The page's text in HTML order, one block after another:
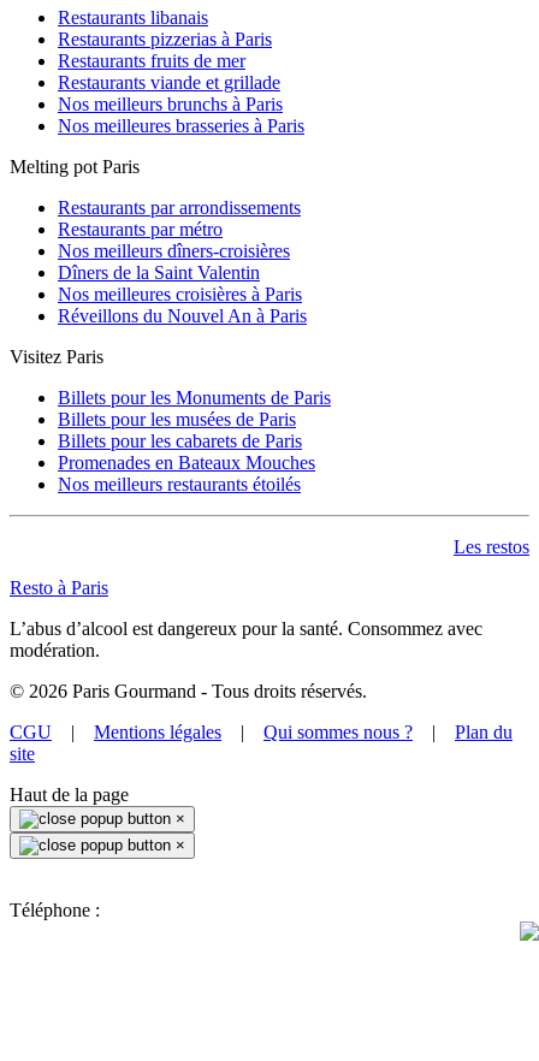
Restaurants libanais
Restaurants pizzerias à Paris
Restaurants fruits de mer
Restaurants viande et grillade
Nos meilleurs brunchs à Paris
Nos meilleures brasseries à Paris
Melting pot Paris
Restaurants par arrondissements
Restaurants par métro
Nos meilleurs dîners-croisières
Dîners de la Saint Valentin
Nos meilleures croisières à Paris
Réveillons du Nouvel An à Paris
Visitez Paris
Billets pour les Monuments de Paris
Billets pour les musées de Paris
Billets pour les cabarets de Paris
Promenades en Bateaux Mouches
Nos meilleurs restaurants étoilés
Les restos
Resto à Paris
L’abus d’alcool est dangereux pour la santé. Consommez avec
modération.
© 2026 Paris Gourmand - Tous droits réservés.
CGU | Mentions légales | Qui sommes nous ? | Plan du
site
Haut de la page
×
×
Téléphone :